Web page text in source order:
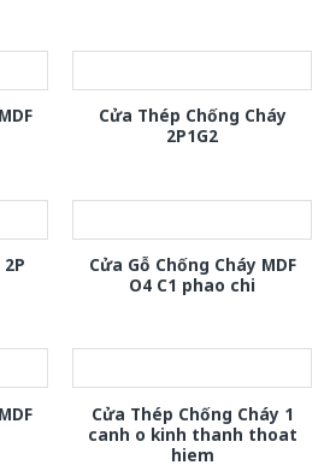
Cửa Thép Chống Cháy
2P1G2
Cửa Gỗ Chống Cháy MDF
O4 C1 phao chi
Cửa Thép Chống Cháy 1
canh o kinh thanh thoat
hiem